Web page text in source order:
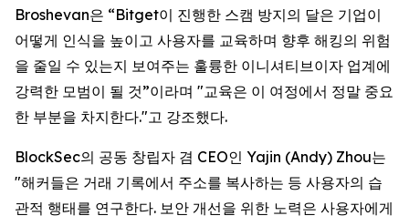
Broshevan은 “Bitget이 진행한 스캠 방지의 달은 기업이
어떻게 인식을 높이고 사용자를 교육하며 향후 해킹의 위험
을 줄일 수 있는지 보여주는 훌륭한 이니셔티브이자 업계에
강력한 모범이 될 것”이라며 "교육은 이 여정에서 정말 중요
한 부분을 차지한다."고 강조했다.
BlockSec의 공동 창립자 겸 CEO인 Yajin (Andy) Zhou는
"해커들은 거래 기록에서 주소를 복사하는 등 사용자의 습
관적 행태를 연구한다. 보안 개선을 위한 노력은 사용자에게